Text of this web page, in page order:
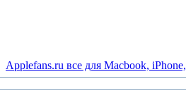
Applefans.ru все для Macbook, iPhone,